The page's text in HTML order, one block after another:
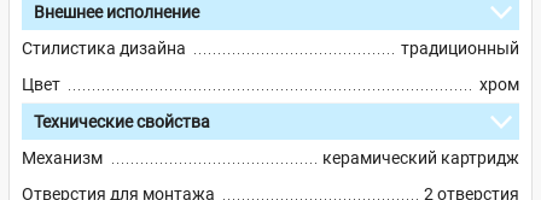
Внешнее исполнение
Стилистика дизайна
традиционный
Цвет
хром
Технические свойства
Механизм
керамический картридж
Отверстия для монтажа
2 отверстия